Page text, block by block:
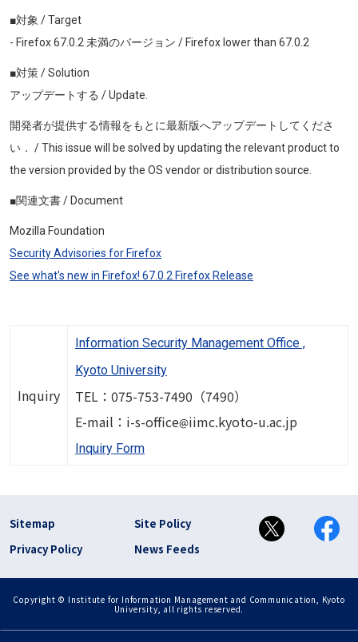
■対象 / Target
- Firefox 67.0.2 未満のバージョン / Firefox lower than 67.0.2
■対策 / Solution
アップデートする / Update.
開発者が提供する情報をもとに最新版へアップデートしてくださ
い． / This issue will be solved by updating the relevant product to
the version provided by the OS vendor or distribution source.
■関連文書 / Document
Mozilla Foundation
Security Advisories for Firefox
See what's new in Firefox! 67.0.2 Firefox Release
Inquiry
Information Security Management Office ,
Kyoto University
TEL：075-753-7490（7490）
E-mail：i-s-officeImage
iimc.kyoto-u.ac.jp
Inquiry Form
フッター リンク(en)
Sitemap
Site Policy
Privacy Policy
News Feeds
Copyright © Institute for Information Management and Communication, Kyoto
University, all rights reserved.